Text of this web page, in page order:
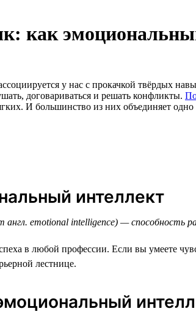
как
у нас с прокачкой твёрдых
договариваться и решать конфликты.
И большинство из них объединяет
интеллект
emotional intelligence) — способность
в любой профессии. Если вы умеете
лестнице.